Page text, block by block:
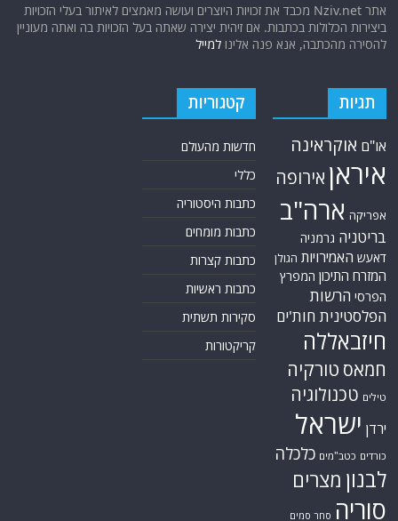
אתר Nziv.net מכבד את זכויות היוצרים ועושה מאמצים לאיתור בעלי הזכויות
ביצירות הכלולות בכתבות. אם זיהית יצירה שאתה בעל הזכויות בה ואתה מעוניין
להסירה מהכתבה, אנא פנה אלינולמייל
תגיות
או"ם אוקראינה
איראן אירופה
אפריקה ארה"ב
בריטניה גרמניה
דאעש האמירויות הגולן
המזרח התיכון המפרץ
הפרסי הרשות
הפלסטינית חות'ים
חיזבאללה
חמאס טורקיה
טילים טכנולוגיה
ירדן ישראל
כורדים כטב"מים כלכלה
לבנון מצרים
סוריה סחר סמים
קטגוריות
חדשות מהעולם
כללי
כתבות היסטוריה
כתבות מומחים
כתבות קצרות
כתבות ראשיות
סקירות תשתית
קריקטורות